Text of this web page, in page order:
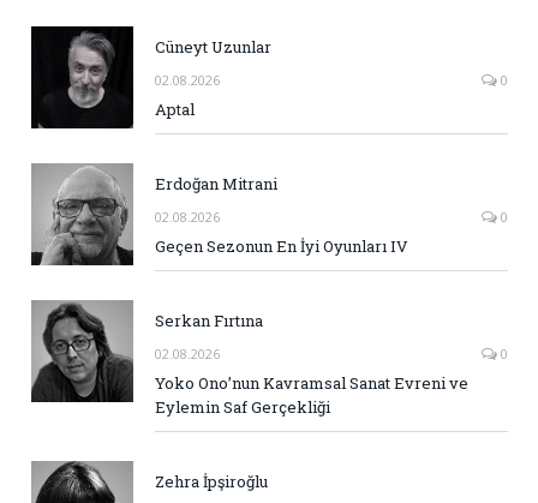
Cüneyt Uzunlar
02.08.2026 0
Aptal
Erdoğan Mitrani
02.08.2026 0
Geçen Sezonun En İyi Oyunları IV
Serkan Fırtına
02.08.2026 0
Yoko Ono’nun Kavramsal Sanat Evreni ve
Eylemin Saf Gerçekliği
Zehra İpşiroğlu